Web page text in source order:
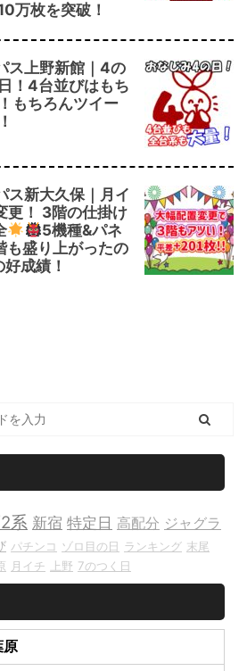
万枚を突破！
ス上野新館｜4の
！4台並びはもち
もちろんツイー
新大久保｜月イ
更！ 3階の仕掛け
5機種&パネ
も盛り上がったの
成績！
系 新宿 特定日 高配分 ジャグラ
パチンコ ゾロ目の日 ランキング 末尾
月イチ 上野 7のつく日
原